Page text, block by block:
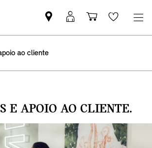
Pesquisar
parceiro
Iniciar
sessão
Carrinho
de
Wishlist
ao cliente
E APOIO AO CLIENTE.